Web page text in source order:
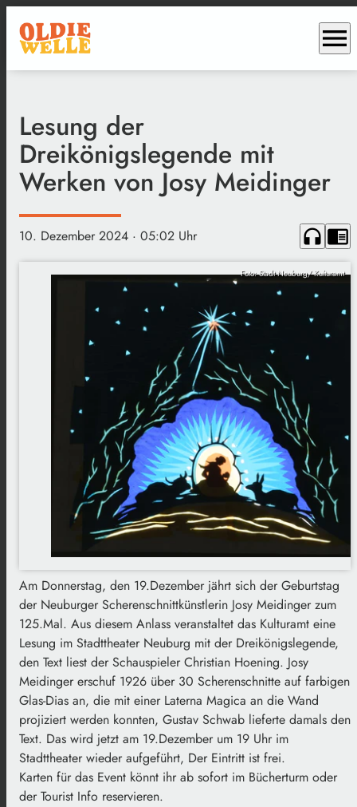
menu
Lesung der
Dreikönigslegende mit
Werken von Josy Meidinger
10. Dezember 2024 · 05:02 Uhr headphones chrome_reader_mode
Foto: Stadt Neuburg/ Kulturamt
Am Donnerstag, den 19.Dezember jährt sich der Geburtstag
der Neuburger Scherenschnittkünstlerin Josy Meidinger zum
125.Mal. Aus diesem Anlass veranstaltet das Kulturamt eine
Lesung im Stadttheater Neuburg mit der Dreikönigslegende,
den Text liest der Schauspieler Christian Hoening. Josy
Meidinger erschuf 1926 über 30 Scherenschnitte auf farbigen
Glas-Dias an, die mit einer Laterna Magica an die Wand
projiziert werden konnten, Gustav Schwab lieferte damals den
Text. Das wird jetzt am 19.Dezember um 19 Uhr im
Stadttheater wieder aufgeführt, Der Eintritt ist frei.
Karten für das Event könnt ihr ab sofort im Bücherturm oder
der Tourist Info reservieren.